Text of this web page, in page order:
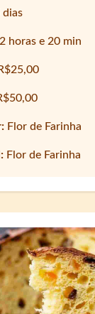
dias
2 horas e 20 min
R$25,00
Flor de Farinha
Flor de Farinha